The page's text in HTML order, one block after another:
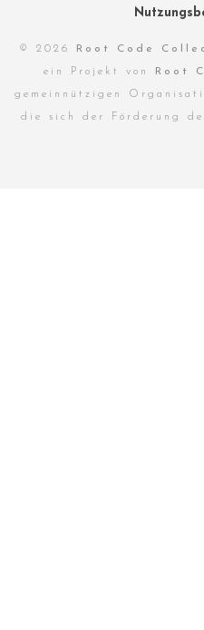
© 2026 Root Code
ein Projekt von Root
gemeinnützigen
die sich der Förderung